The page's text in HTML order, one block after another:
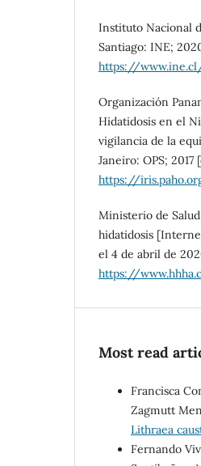
Instituto Nacional
Santiago: INE;
https://
Organización
Hidatidosis en el
vigilancia de la
Janeiro: OPS;
https://
Ministerio de
hidatidosis
el 4 de abril de
https://
Most read
Francisca
Zagmutt
Lithraea
Fernando